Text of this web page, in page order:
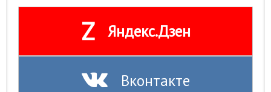
Финансы
Юриспруденция
Природа
Образование
Z Яндекс.Дзен
Вконтакте